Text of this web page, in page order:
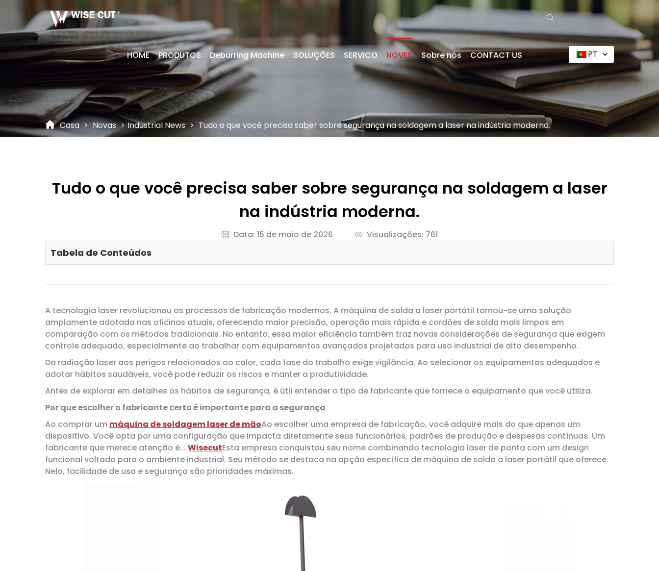
HOME PRODUTOS Deburring Machine SOLUÇÕES SERVICO NOVES Sobre nós CONTACT US PT
Casa > Novas > Industrial News > Tudo o que você precisa saber sobre segurança na soldagem a laser na indústria moderna.
Tudo o que você precisa saber sobre segurança na soldagem a laser
na indústria moderna.
Data: 15 de maio de 2026 Visualizações: 761
Tabela de Conteúdos
A tecnologia laser revolucionou os processos de fabricação modernos. A máquina de solda a laser portátil tornou-se uma solução
amplamente adotada nas oficinas atuais, oferecendo maior precisão, operação mais rápida e cordões de solda mais limpos em
comparação com os métodos tradicionais. No entanto, essa maior eficiência também traz novas considerações de segurança que exigem
controle adequado, especialmente ao trabalhar com equipamentos avançados projetados para uso industrial de alto desempenho.
Da radiação laser aos perigos relacionados ao calor, cada fase do trabalho exige vigilância. Ao selecionar os equipamentos adequados e
adotar hábitos saudáveis, você pode reduzir os riscos e manter a produtividade.
Antes de explorar em detalhes os hábitos de segurança, é útil entender o tipo de fabricante que fornece o equipamento que você utiliza.
Por que escolher o fabricante certo é importante para a segurança
Ao comprar um máquina de soldagem laser de mãoAo escolher uma empresa de fabricação, você adquire mais do que apenas um
dispositivo. Você opta por uma configuração que impacta diretamente seus funcionários, padrões de produção e despesas contínuas. Um
fabricante que merece atenção é... WisecutEsta empresa conquistou seu nome combinando tecnologia laser de ponta com um design
funcional voltado para o ambiente industrial. Seu método se destaca na opção específica de máquina de solda a laser portátil que oferece.
Nela, facilidade de uso e segurança são prioridades máximas.